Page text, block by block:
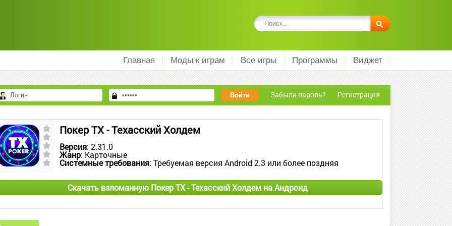
Главная Моды к играм Все игры Программы Виджет
Забыли пароль? Регистрация
Покер ТХ - Техасский Холдем
Версия: 2.31.0
Жанр: Карточные
Системные требования: Требуемая версия Android 2.3 или более поздняя
Скачать взломанную Покер ТХ - Техасский Холдем на Андроид